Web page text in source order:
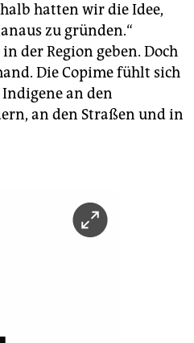
hatten wir die Idee,
zu gründen.“
der Region geben. Doch
Die Copime fühlt sich
an den
an den Straßen und in